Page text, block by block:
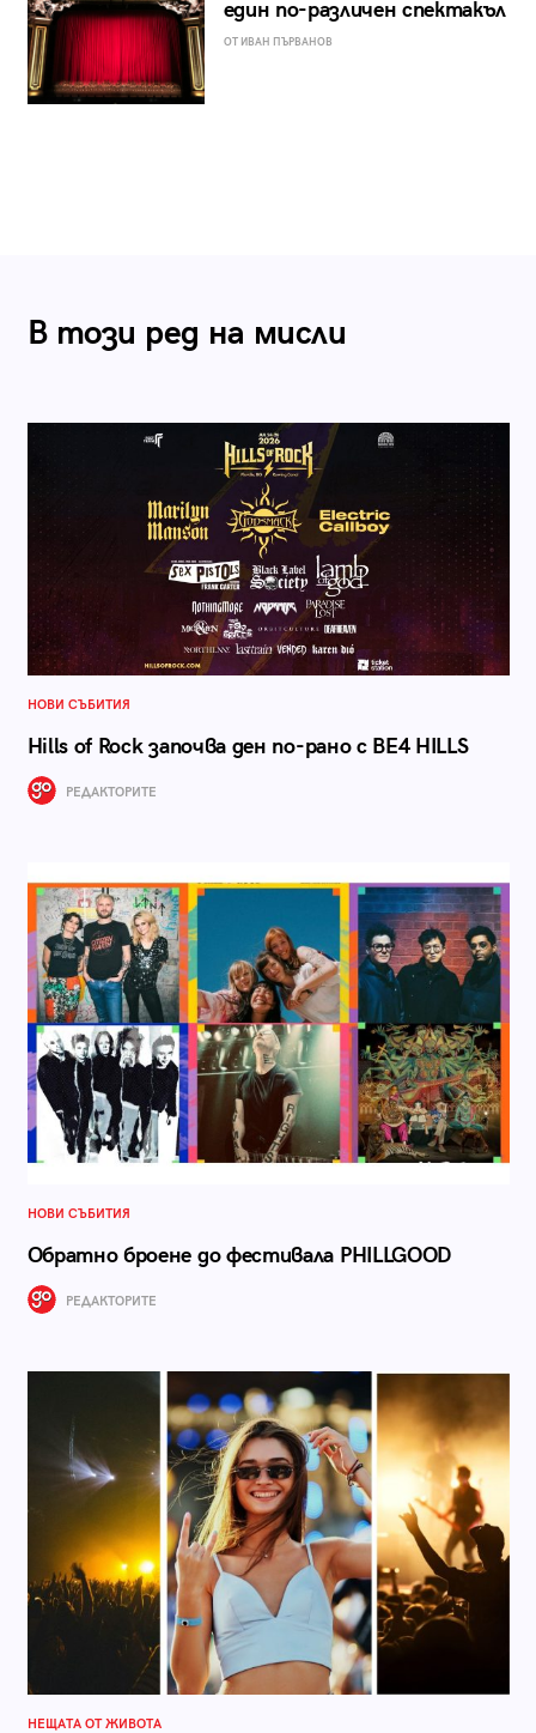
един по-различен спектакъл
ОТ ИВАН ПЪРВАНОВ
В този ред на мисли
НОВИ СЪБИТИЯ
Hills of Rock започва ден по-рано с BE4 HILLS
РЕДАКТОРИТЕ
НОВИ СЪБИТИЯ
Обратно броене до фестивала PHILLGOOD
РЕДАКТОРИТЕ
НЕЩАТА ОТ ЖИВОТА